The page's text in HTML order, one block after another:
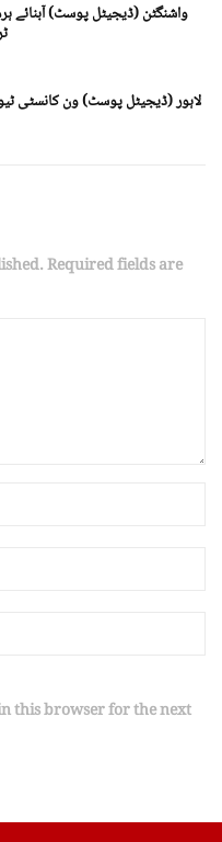
واشنگٹن (ڈیجیٹل پوسٹ) آبنائے
لاہور (ڈیجیٹل پوسٹ) ون کانسٹی
Required fields are
this browser for the next